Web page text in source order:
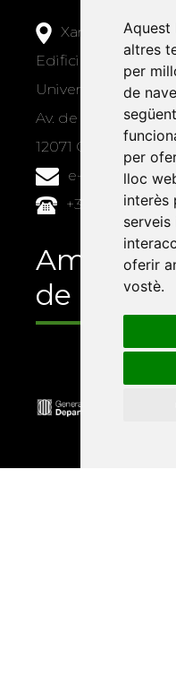
Aquest
altres
per
de
per
lloc
interès
oferir
vostè.
Xarxa Vives
Edifici Àgora
Universitat Jaume
Av. de Vicent Sos
12071 Castelló de la
e-
+34 964 72 89
Amb el
de